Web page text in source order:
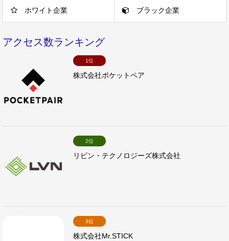
ホワイト企業 ブラック企業
アクセス数ランキング
1位
株式会社ポケットペア
2位
リビン・テクノロジーズ株式会社
3位
株式会社Mr.STICK